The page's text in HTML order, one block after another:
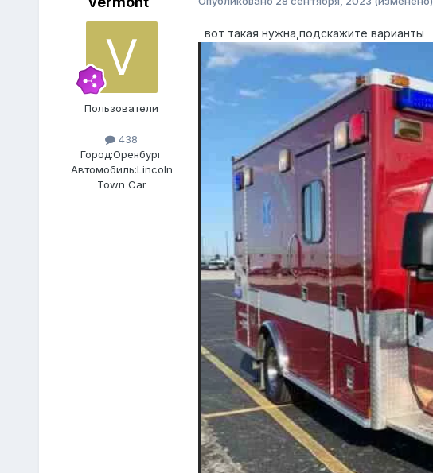
Пользователи
438
Город:Оренбург
Автомобиль:Lincoln
Town Car
вот такая нужна,подскажите варианты